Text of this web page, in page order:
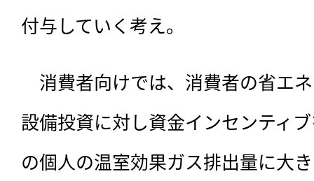
付与していく考え。
消費者向けでは、消費者の省エ
設備投資に対し資金インセンティ
の個人の温室効果ガス排出量に大